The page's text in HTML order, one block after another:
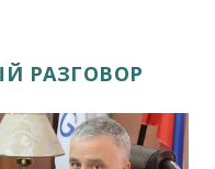
РАЗГОВОР